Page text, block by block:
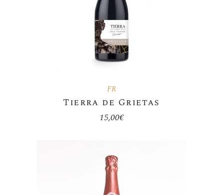
FR
Tierra de Grietas
15,00€